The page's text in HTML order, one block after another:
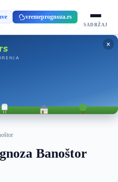
vremeprognoza.rs
SADRŽAJ
×
Banoštor